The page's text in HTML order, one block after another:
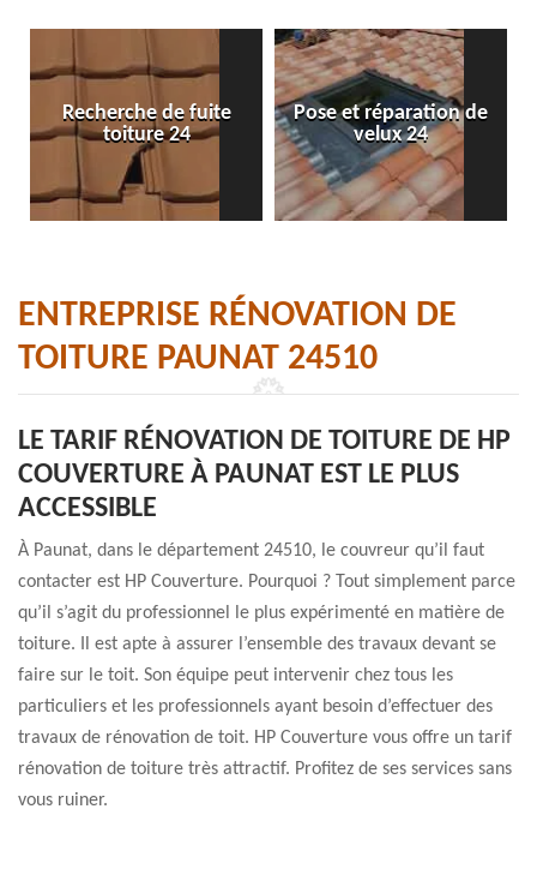
Recherche de fuite
toiture 24
Pose et réparation de
velux 24
ENTREPRISE RÉNOVATION DE
TOITURE PAUNAT 24510
LE TARIF RÉNOVATION DE TOITURE DE HP
COUVERTURE À PAUNAT EST LE PLUS
ACCESSIBLE
À Paunat, dans le département 24510, le couvreur qu’il faut
contacter est HP Couverture. Pourquoi ? Tout simplement parce
qu’il s’agit du professionnel le plus expérimenté en matière de
toiture. Il est apte à assurer l’ensemble des travaux devant se
faire sur le toit. Son équipe peut intervenir chez tous les
particuliers et les professionnels ayant besoin d’effectuer des
travaux de rénovation de toit. HP Couverture vous offre un tarif
rénovation de toiture très attractif. Profitez de ses services sans
vous ruiner.